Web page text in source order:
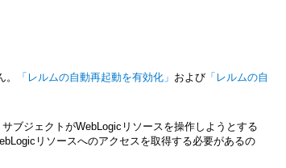
「レルムの自動再起動を有効化」 および「レルムの自
ブジェクトがWebLogicリソースを操作しようとする
リソースへのアクセスを取得する必要があるの